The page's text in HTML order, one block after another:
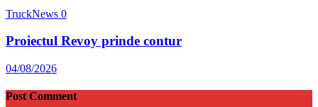
TruckNews 0
Proiectul Revoy prinde contur
04/08/2026
Post Comment